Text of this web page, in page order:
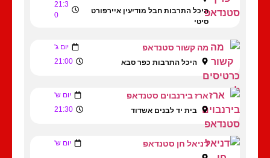
היכל התרבות חבל מודיעין איירפורט
סיטי
21:3
0
מה קשור סטנדאפ יום ג'
היכל התרבות כפר סבא 21:00
ארז בירנבוים סטנדאפ יום ש'
בית יד לבנים אשדוד 21:30
דניאל חן סטנדאפ יום ש'